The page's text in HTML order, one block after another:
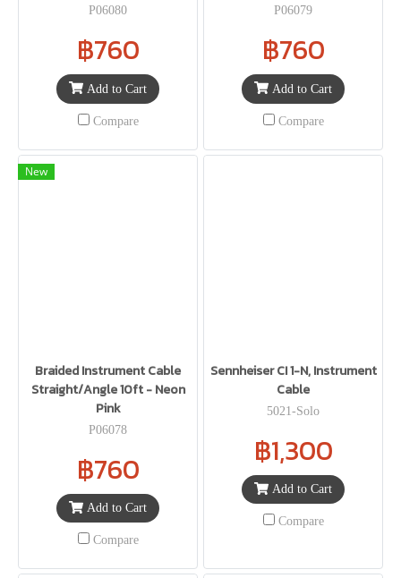
P06080
฿760
Add to Cart
Compare
P06079
฿760
Add to Cart
Compare
New
Braided Instrument Cable
Straight/Angle 10ft - Neon
Pink
P06078
฿760
Add to Cart
Compare
Sennheiser CI 1-N, Instrument
Cable
5021-Solo
฿1,300
Add to Cart
Compare